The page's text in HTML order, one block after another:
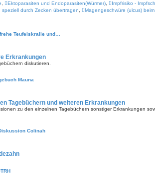
Ektoparasiten und Endoparasiten(Würmer)
Impfrisiko -
speziell durch Zecken übertragen
Magengeschwüre (ulcus)
Teufelskralle und…
Erkrankungen
diskutieren.
Mauna
Tagebüchern und weiteren Erkrankungen
zu den einzelnen Tagebüchern sonstiger Erkrankungen
Colinah